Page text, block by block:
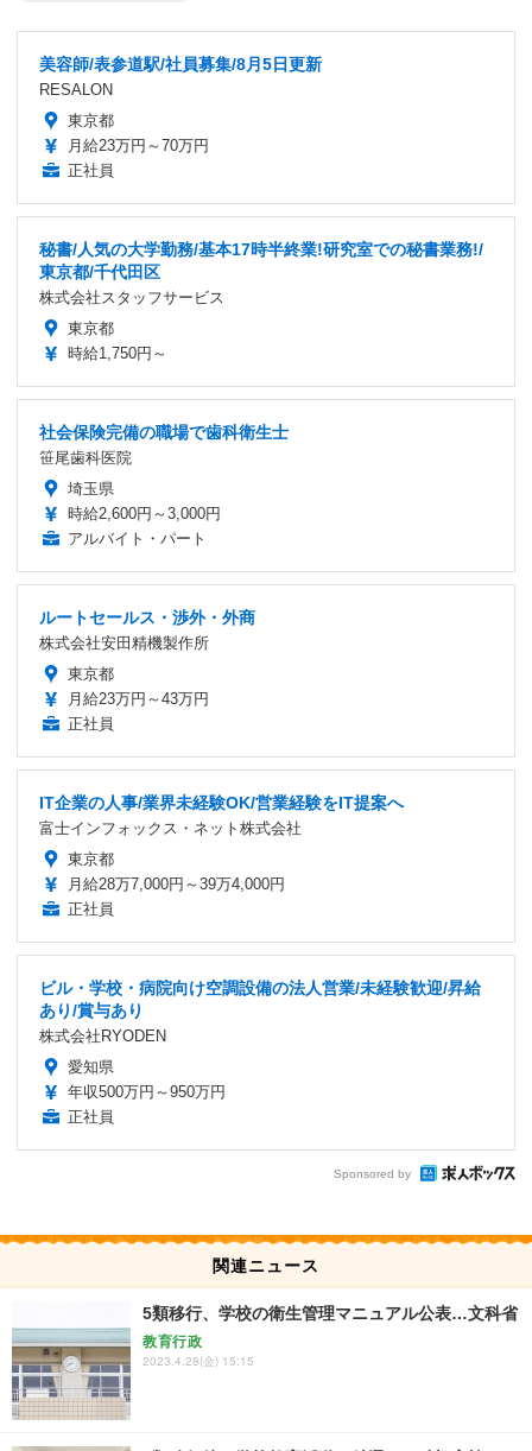
美容師/表参道駅/社員募集/8月5日更新
RESALON
東京都
月給23万円～70万円
正社員
秘書/人気の大学勤務/基本17時半終業!研究室での秘書業務!/
東京都/千代田区
株式会社スタッフサービス
東京都
時給1,750円～
社会保険完備の職場で歯科衛生士
笹尾歯科医院
埼玉県
時給2,600円～3,000円
アルバイト・パート
ルートセールス・渉外・外商
株式会社安田精機製作所
東京都
月給23万円～43万円
正社員
IT企業の人事/業界未経験OK/営業経験をIT提案へ
富士インフォックス・ネット株式会社
東京都
月給28万7,000円～39万4,000円
正社員
ビル・学校・病院向け空調設備の法人営業/未経験歓迎/昇給
あり/賞与あり
株式会社RYODEN
愛知県
年収500万円～950万円
正社員
Sponsored by
関連ニュース
5類移行、学校の衛生管理マニュアル公表…文科省
教育行政
2023.4.28(金) 15:15